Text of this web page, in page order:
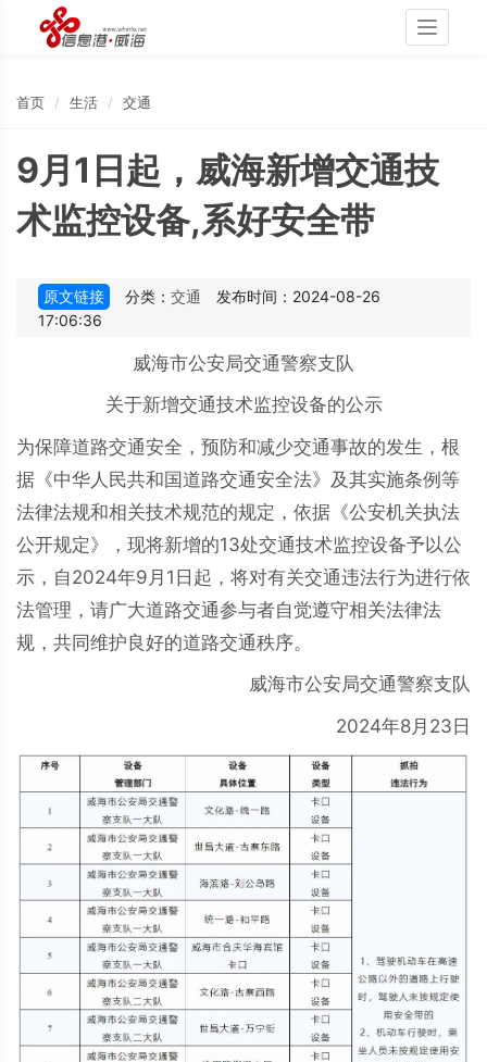
Toggle
首页 生活 交通
9月1日起，威海新增交通技
术监控设备,系好安全带
原文链接 分类： 交通
发布时间：2024-08-26
17:06:36
威海市公安局交通警察支队
关于新增交通技术监控设备的公示
为保障道路交通安全，预防和减少交通事故的发生，根
据《中华人民共和国道路交通安全法》及其实施条例等
法律法规和相关技术规范的规定，依据《公安机关执法
公开规定》，现将新增的13处交通技术监控设备予以公
示，自2024年9月1日起，将对有关交通违法行为进行依
法管理，请广大道路交通参与者自觉遵守相关法律法
规，共同维护良好的道路交通秩序。
威海市公安局交通警察支队
2024年8月23日